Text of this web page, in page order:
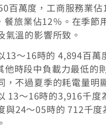
百萬度，工商服務業
旅業佔12％。在季節
溫的影響所致。
13～16時的 4,894百
時段中負載力最低的
不過夏季的耗電量明
13～16時的3,916千
24～05時的 712千